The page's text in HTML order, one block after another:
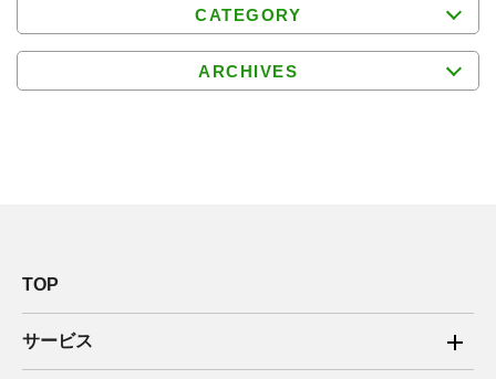
CATEGORY
ARCHIVES
TOP
サービス